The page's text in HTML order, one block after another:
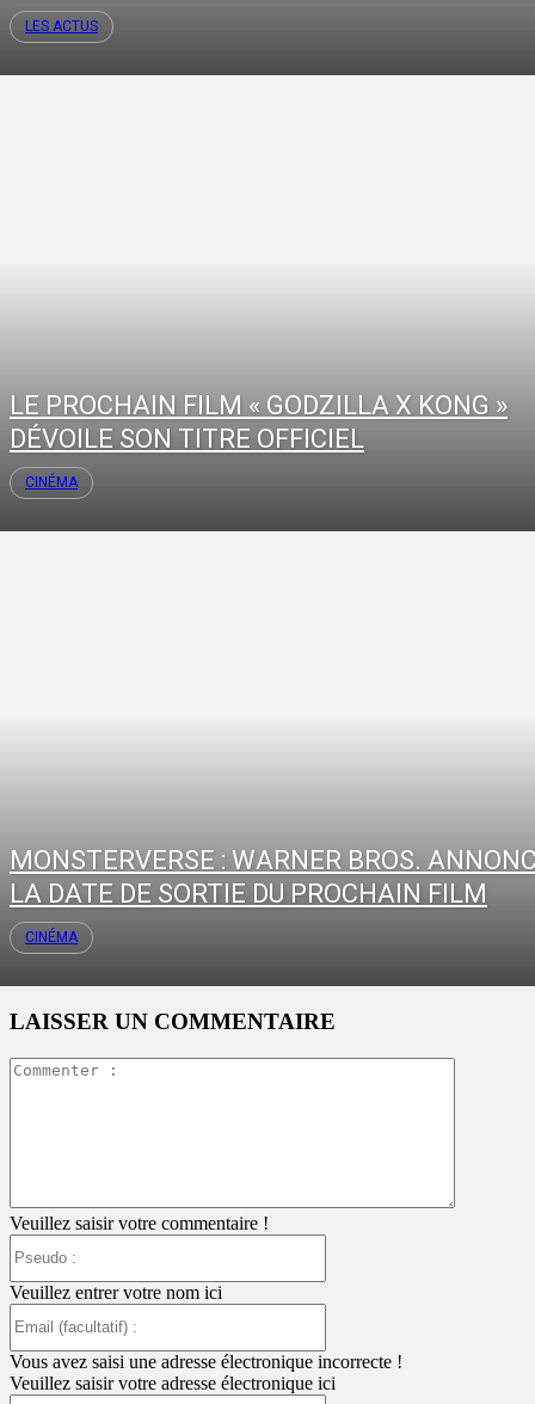
LES ACTUS
LE PROCHAIN FILM « GODZILLA X KONG »
DÉVOILE SON TITRE OFFICIEL
CINÉMA
MONSTERVERSE : WARNER BROS.
LA DATE DE SORTIE DU PROCHAIN FILM
CINÉMA
LAISSER UN COMMENTAIRE
Veuillez saisir votre commentaire !
Veuillez entrer votre nom ici
:
Vous avez saisi une adresse électronique incorrecte !
Veuillez saisir votre adresse électronique ici